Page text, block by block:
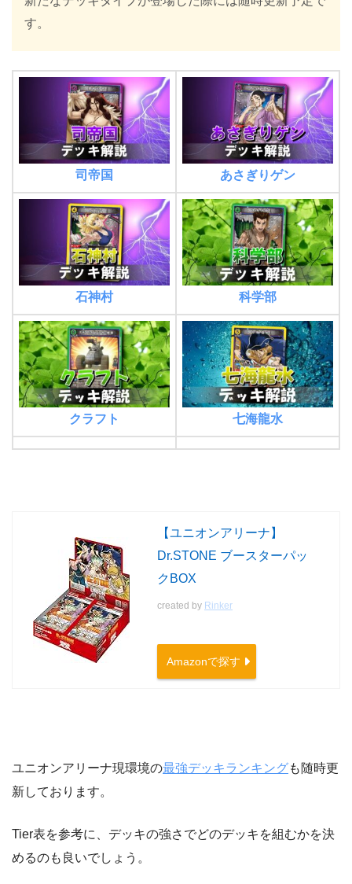
す。
司帝国 あさぎりゲン
石神村 科学部
クラフト 七海龍水
【ユニオンアリーナ】
Dr.STONE ブースターパッ
クBOX
created by Rinker
Amazonで探す
ユニオンアリーナ現環境の最強デッキランキングも随時更
新しております。
Tier表を参考に、デッキの強さでどのデッキを組むかを決
めるのも良いでしょう。